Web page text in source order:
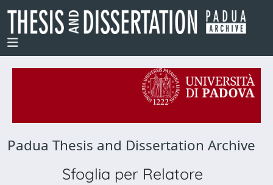
Padua Thesis and Dissertation Archive
Sfoglia per Relatore